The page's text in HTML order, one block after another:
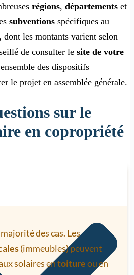
régions, départements et
subventions spécifiques au
les montants varient selon
de consulter le site de votre
des dispositifs
le projet en assemblée générale.
sur le
en copropriété
des cas. Les
(immeubles) peuvent
solaires entoitureou en